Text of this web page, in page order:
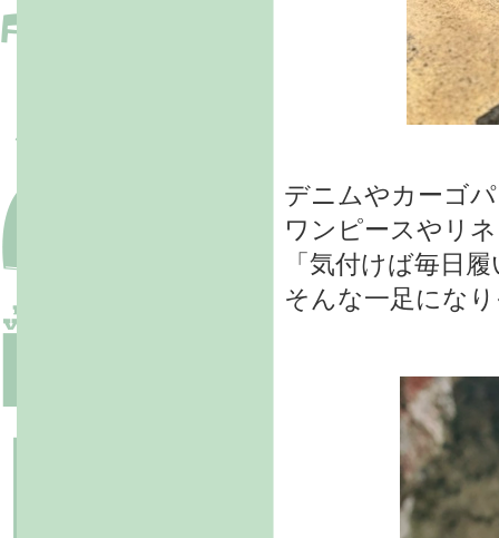
デニムやカーゴ
ワンピースやリ
「気付けば毎日
そんな一足にな